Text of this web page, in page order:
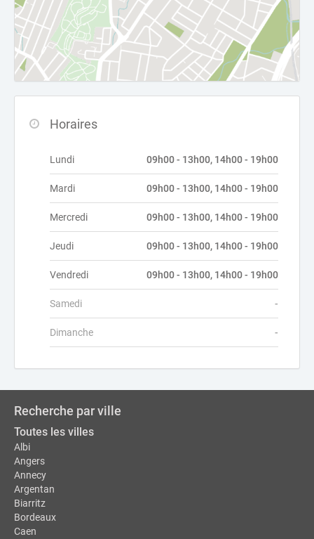
Horaires
Lundi 09h00 - 13h00, 14h00 - 19h00
Mardi 09h00 - 13h00, 14h00 - 19h00
Mercredi 09h00 - 13h00, 14h00 - 19h00
Jeudi 09h00 - 13h00, 14h00 - 19h00
Vendredi 09h00 - 13h00, 14h00 - 19h00
Samedi -
Dimanche -
Recherche par ville
Toutes les villes
Albi
Angers
Annecy
Argentan
Biarritz
Bordeaux
Caen